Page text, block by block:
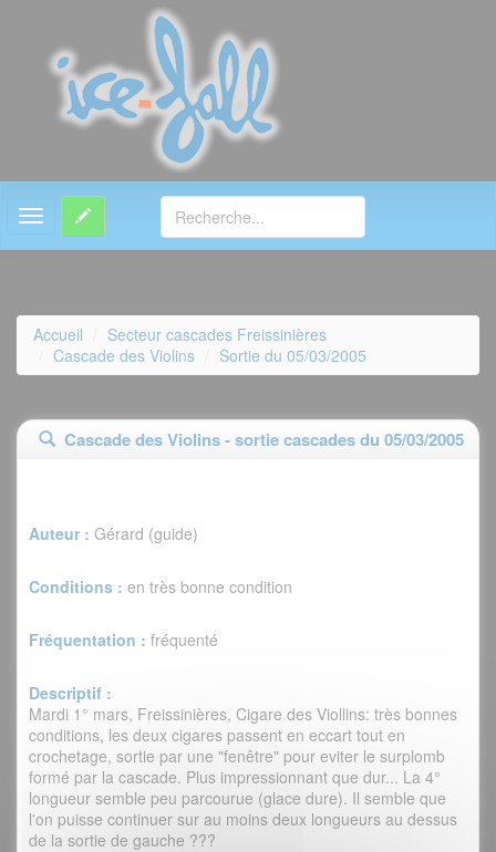
MENU
Accueil
Secteur cascades Freissinières
Cascade des Violins
Sortie du 05/03/2005
Cascade des Violins - sortie cascades du 05/03/2005
Auteur : Gérard (guide)
Conditions : en très bonne condition
Fréquentation : fréquenté
Descriptif :
Mardi 1° mars, Freissinières, Cigare des Viollins: très bonnes
conditions, les deux cigares passent en eccart tout en
crochetage, sortie par une "fenêtre" pour eviter le surplomb
formé par la cascade. Plus impressionnant que dur... La 4°
longueur semble peu parcourue (glace dure). Il semble que
l'on puisse continuer sur au moins deux longueurs au dessus
de la sortie de gauche ???